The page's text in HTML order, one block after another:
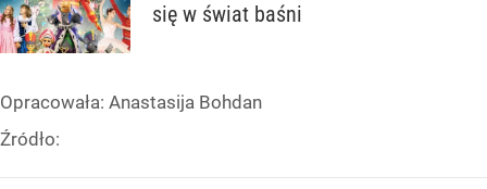
się w świat baśni
Opracowała: Anastasija Bohdan
Źródło: